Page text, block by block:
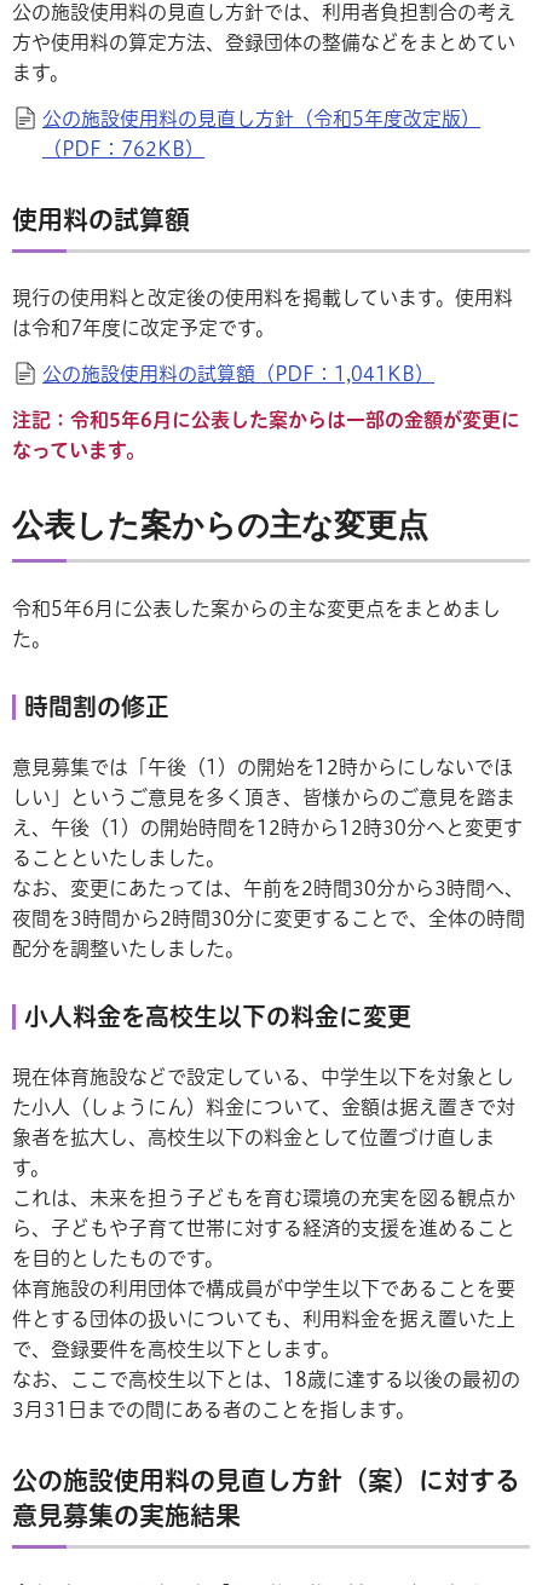
公の施設使用料の見直し方針では、利用者負担割合の考え
方や使用料の算定方法、登録団体の整備などをまとめてい
ます。
公の施設使用料の見直し方針（令和5年度改定版）
（PDF：762KB）
使用料の試算額
現行の使用料と改定後の使用料を掲載しています。使用料
は令和7年度に改定予定です。
公の施設使用料の試算額（PDF：1,041KB）
注記：令和5年6月に公表した案からは一部の金額が変更に
なっています。
公表した案からの主な変更点
令和5年6月に公表した案からの主な変更点をまとめまし
た。
時間割の修正
意見募集では「午後（1）の開始を12時からにしないでほ
しい」というご意見を多く頂き、皆様からのご意見を踏ま
え、午後（1）の開始時間を12時から12時30分へと変更す
ることといたしました。
なお、変更にあたっては、午前を2時間30分から3時間へ、
夜間を3時間から2時間30分に変更することで、全体の時間
配分を調整いたしました。
小人料金を高校生以下の料金に変更
現在体育施設などで設定している、中学生以下を対象とし
た小人（しょうにん）料金について、金額は据え置きで対
象者を拡大し、高校生以下の料金として位置づけ直しま
す。
これは、未来を担う子どもを育む環境の充実を図る観点か
ら、子どもや子育て世帯に対する経済的支援を進めること
を目的としたものです。
体育施設の利用団体で構成員が中学生以下であることを要
件とする団体の扱いについても、利用料金を据え置いた上
で、登録要件を高校生以下とします。
なお、ここで高校生以下とは、18歳に達する以後の最初の
3月31日までの間にある者のことを指します。
公の施設使用料の見直し方針（案）に対する
意見募集の実施結果